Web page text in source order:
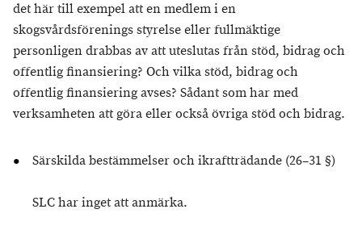
det här till exempel att en medlem i en
skogsvårdsförenings styrelse eller fullmäktige
personligen drabbas av att uteslutas från stöd, bidrag och
offentlig finansiering? Och vilka stöd, bidrag och
offentlig finansiering avses? Sådant som har med
verksamheten att göra eller också övriga stöd och bidrag.
Särskilda bestämmelser och ikraftträdande (26–31 §)
SLC har inget att anmärka.